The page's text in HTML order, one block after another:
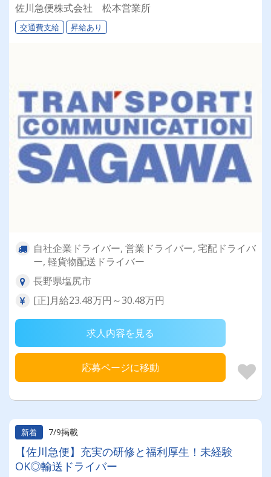
佐川急便株式会社 松本営業所
交通費支給 昇給あり
自社企業ドライバー, 営業ドライバー, 宅配ドライバ
ー, 軽貨物配送ドライバー
長野県塩尻市
[正]月給23.48万円～30.48万円
求人内容を見る
応募ページに移動
新着 7/9掲載
【佐川急便】充実の研修と福利厚生！未経験
OK◎輸送ドライバー